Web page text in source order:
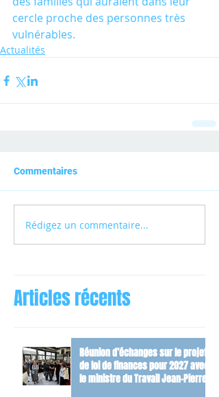
cercle proche des personnes très
vulnérables.
Actualités
Commentaires
Rédigez un commentaire...
Articles récents
Réunion d’échanges sur le projet
de loi de finances pour 2027 avec
le ministre du Travail Jean-Pierre